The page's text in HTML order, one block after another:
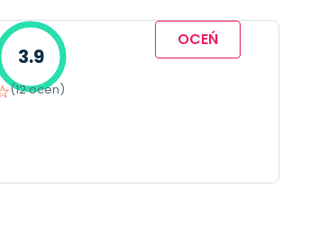
3.9
(12 ocen)
OCEŃ